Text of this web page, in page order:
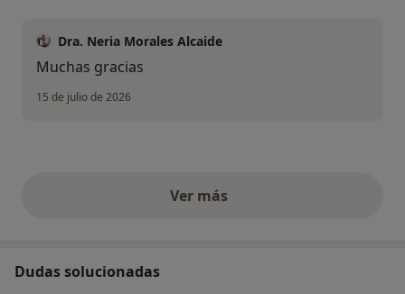
Dra. Neria Morales Alcaide
Muchas gracias
15 de julio de 2026
Ver másopiniones anteriores
Dudas solucionadas